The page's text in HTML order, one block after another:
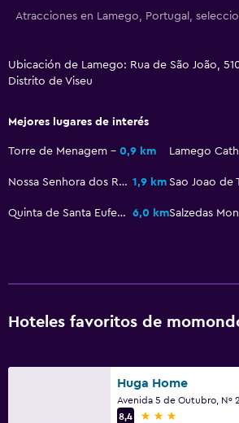
Servicio de conserjería
Recepción 24 horas
Salas de conferencia
Caja fuerte
Baño
Atracciones en Lamego, Portugal,
Ubicación de Lamego: Rua de São João,
Distrito de Viseu
Mejores lugares de interés
Torre de Menagem 0,9 km Lamego
Nossa Senhora dos Remedios 1,9 km
Quinta de Santa Eufemia
6,0 kmSalzedas
Hoteles favoritos de
Huga Home
8,4
3 estrellas